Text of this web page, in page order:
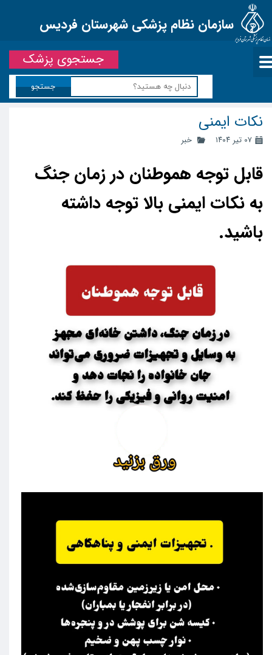
سازمان نظام پزشکی شهرستان فردیس
جستجو
جستجوی پزشک
نکات ایمنی
۰۷ تیر ۱۴۰۴ خبر
قابل توجه هموطنان در زمان جنگ
به نکات ایمنی بالا توجه داشته
باشید.